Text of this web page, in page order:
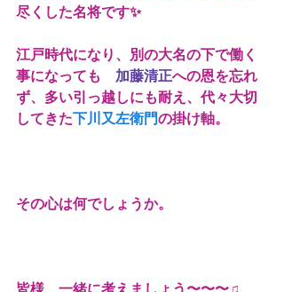
尽くした名将です✨
江戸時代になり、別の大名の下で働く
事になっても 加藤清正への恩を忘れ
ず、多い引っ越しにも耐え、代々大切
してきた下川又左衛門の掛け軸。
その心は何でしょうか。
皆様、一緒に考えましょう〜〜〜♫